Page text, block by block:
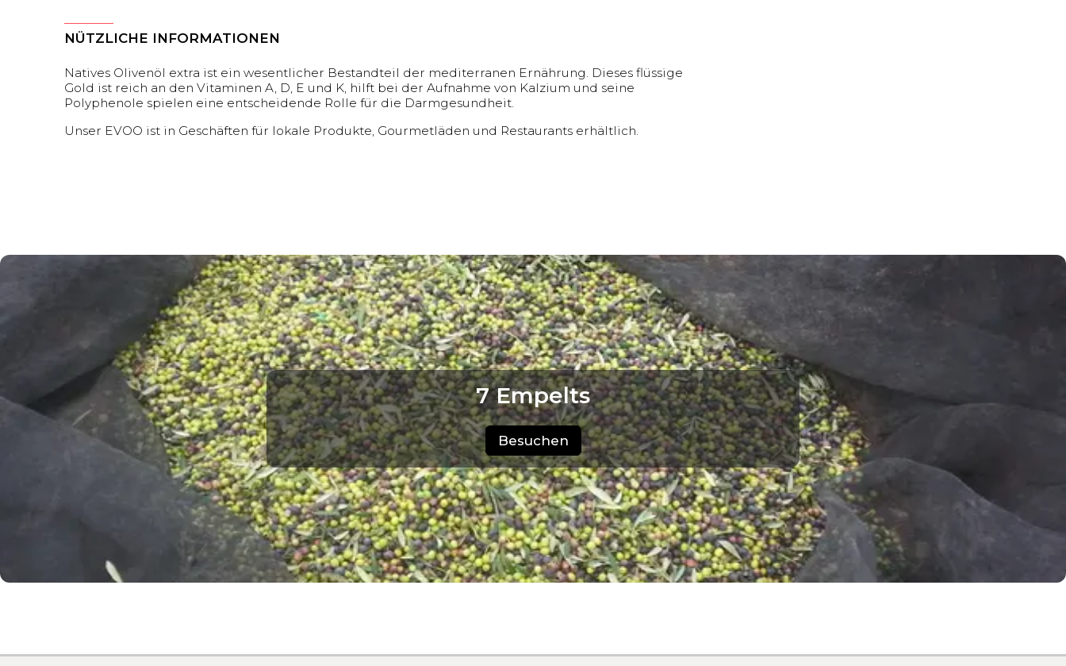
NÜTZLICHE INFORMATIONEN
Natives Olivenöl extra ist ein wesentlicher Bestandteil der mediterranen Ernährung. Dieses flüssige
Gold ist reich an den Vitaminen A, D, E und K, hilft bei der Aufnahme von Kalzium und seine
Polyphenole spielen eine entscheidende Rolle für die Darmgesundheit.
Unser EVOO ist in Geschäften für lokale Produkte, Gourmetläden und Restaurants erhältlich.
7 Empelts
Besuchen